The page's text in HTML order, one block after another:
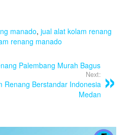
manado, jual alat kolam renang
renang manado
Palembang Murah Bagus
Next:
Renang Berstandar Indonesia
Medan